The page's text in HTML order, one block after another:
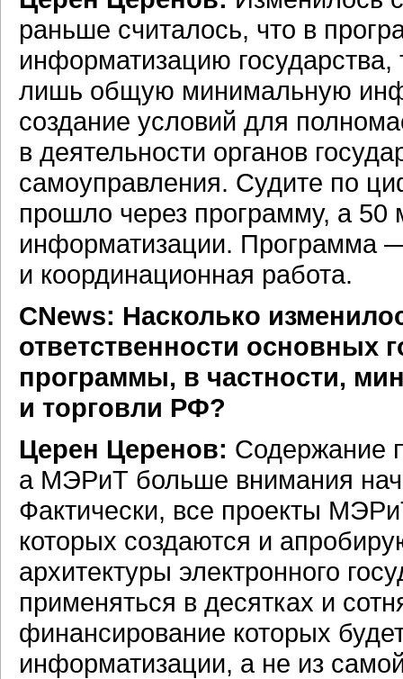
раньше считалось, что в
информатизацию
лишь общую минимальную
создание условий для
в деятельности органов
самоуправления. Судите по
прошло через программу, а
информатизации. Программа
и координационная работа.
СNews: Насколько
ответственности основных
программы, в частности,
и торговли РФ?
Церен Церенов: Содержание
а МЭРиТ больше внимания
Фактически, все проекты
которых создаются и
архитектуры электронного
применяться в десятках и
финансирование которых
информатизации, а не из